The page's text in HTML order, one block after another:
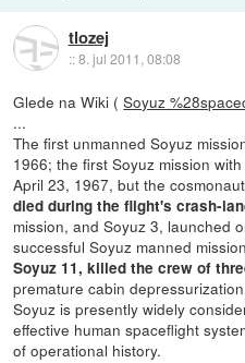
tlozej
::8. jul 2011, 08:08
Glede na Wiki (Soyuz
...
The first unmanned Soyuz
1966; the first Soyuz mission
April 23, 1967, but the
died during the flight's crash-
mission, and Soyuz 3, launched
successful Soyuz manned
Soyuz 11, killed the crew of
premature cabin
Soyuz is presently widely
effective human spaceflight
of operational history.